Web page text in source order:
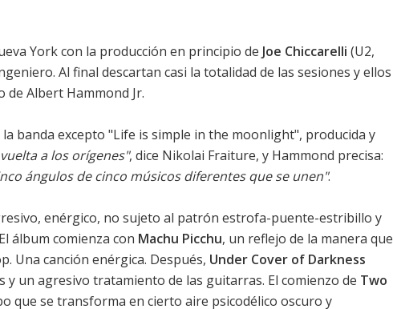
York con la producción en principio de Joe Chiccarelli (U2,
Al final descartan casi la totalidad de las sesiones y ellos
Albert Hammond Jr.
banda excepto "Life is simple in the moonlight", producida y
a los orígenes", dice Nikolai Fraiture, y Hammond precisa:
ángulos de cinco músicos diferentes que se unen".
enérgico, no sujeto al patrón estrofa-puente-estribillo y
álbum comienza con Machu Picchu, un reflejo de la manera que
Una canción enérgica. Después, Under Cover of Darkness
un agresivo tratamiento de las guitarras. El comienzo de Two
que se transforma en cierto aire psicodélico oscuro y